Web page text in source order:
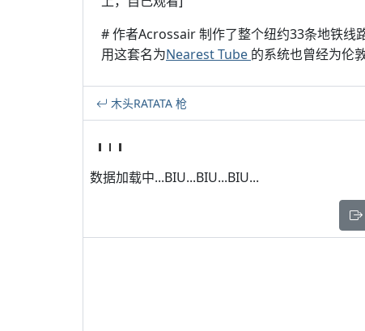
# 作者Acrossair 制作了整个纽约33条地铁线
用这套名为Nearest Tube 的系统也曾经为伦
木头RATATA 枪
数据加载中...BIU...BIU...BIU...